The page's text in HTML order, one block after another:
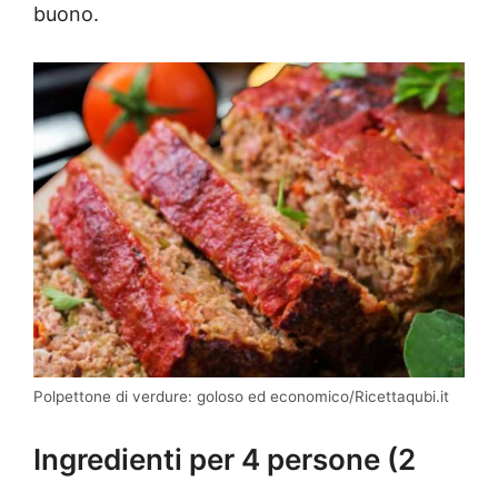
buono.
Polpettone di verdure: goloso ed economico/Ricettaqubi.it
Ingredienti per 4 persone (2